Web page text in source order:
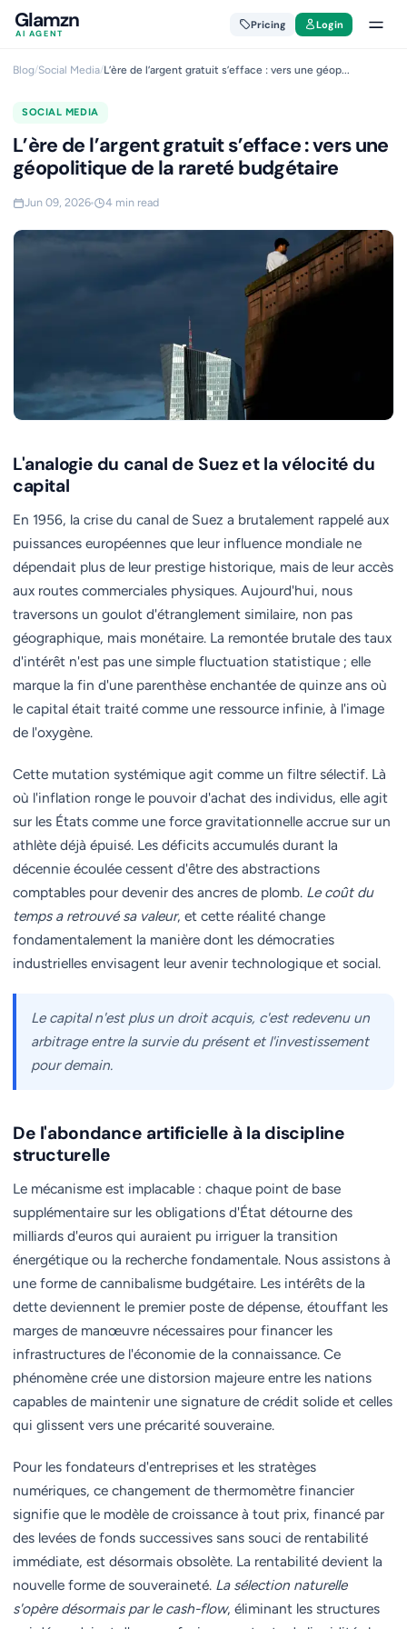
Glamzn
AI AGENT
Pricing Login
Blog/Social Media/L’ère de l’argent gratuit s’efface : vers une géop...
SOCIAL MEDIA
L’ère de l’argent gratuit s’efface : vers une
géopolitique de la rareté budgétaire
Jun 09, 2026 4 min read
L'analogie du canal de Suez et la vélocité du
capital
En 1956, la crise du canal de Suez a brutalement rappelé aux
puissances européennes que leur influence mondiale ne
dépendait plus de leur prestige historique, mais de leur accès
aux routes commerciales physiques. Aujourd'hui, nous
traversons un goulot d'étranglement similaire, non pas
géographique, mais monétaire. La remontée brutale des taux
d'intérêt n'est pas une simple fluctuation statistique ; elle
marque la fin d'une parenthèse enchantée de quinze ans où
le capital était traité comme une ressource infinie, à l'image
de l'oxygène.
Cette mutation systémique agit comme un filtre sélectif. Là
où l'inflation ronge le pouvoir d'achat des individus, elle agit
sur les États comme une force gravitationnelle accrue sur un
athlète déjà épuisé. Les déficits accumulés durant la
décennie écoulée cessent d'être des abstractions
comptables pour devenir des ancres de plomb. Le coût du
temps a retrouvé sa valeur, et cette réalité change
fondamentalement la manière dont les démocraties
industrielles envisagent leur avenir technologique et social.
Le capital n'est plus un droit acquis, c'est redevenu un
arbitrage entre la survie du présent et l'investissement
pour demain.
De l'abondance artificielle à la discipline
structurelle
Le mécanisme est implacable : chaque point de base
supplémentaire sur les obligations d'État détourne des
milliards d'euros qui auraient pu irriguer la transition
énergétique ou la recherche fondamentale. Nous assistons à
une forme de cannibalisme budgétaire. Les intérêts de la
dette deviennent le premier poste de dépense, étouffant les
marges de manœuvre nécessaires pour financer les
infrastructures de l'économie de la connaissance. Ce
phénomène crée une distorsion majeure entre les nations
capables de maintenir une signature de crédit solide et celles
qui glissent vers une précarité souveraine.
Pour les fondateurs d'entreprises et les stratèges
numériques, ce changement de thermomètre financier
signifie que le modèle de croissance à tout prix, financé par
des levées de fonds successives sans souci de rentabilité
immédiate, est désormais obsolète. La rentabilité devient la
nouvelle forme de souveraineté. La sélection naturelle
s'opère désormais par le cash-flow, éliminant les structures